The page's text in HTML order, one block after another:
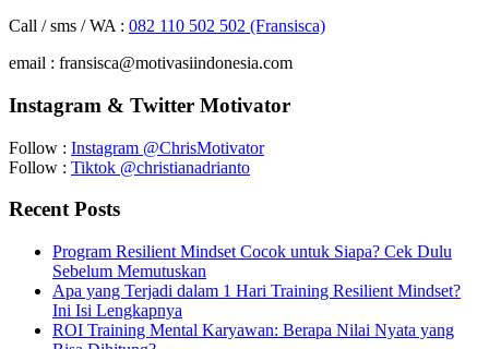
Call / sms / WA : 082 110 502 502 (Fransisca)
email : fransisca@motivasiindonesia.com
Instagram & Twitter Motivator
Follow : Instagram @ChrisMotivator
Follow : Tiktok @christianadrianto
Recent Posts
Program Resilient Mindset Cocok untuk Siapa? Cek Dulu
Sebelum Memutuskan
Apa yang Terjadi dalam 1 Hari Training Resilient Mindset?
Ini Isi Lengkapnya
ROI Training Mental Karyawan: Berapa Nilai Nyata yang